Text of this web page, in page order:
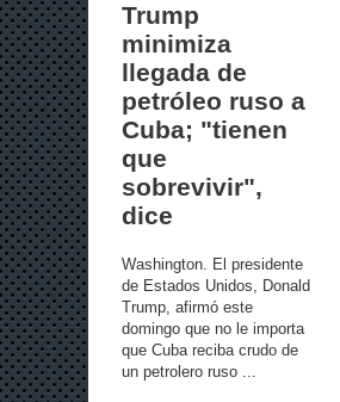
Trump
minimiza
llegada de
petróleo ruso a
Cuba; "tienen
que
sobrevivir",
dice
Washington. El presidente
de Estados Unidos, Donald
Trump, afirmó este
domingo que no le importa
que Cuba reciba crudo de
un petrolero ruso ...